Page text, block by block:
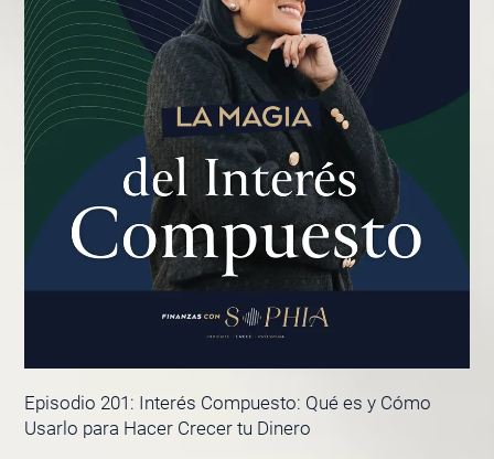
Episodio 201: Interés Compuesto: Qué es y Cómo
Usarlo para Hacer Crecer tu Dinero